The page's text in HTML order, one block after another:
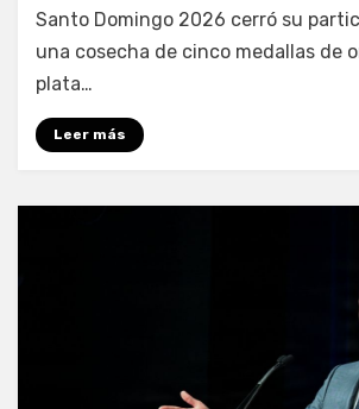
Santo Domingo 2026 cerró su
una cosecha de cinco medallas de
plata…
Leer más